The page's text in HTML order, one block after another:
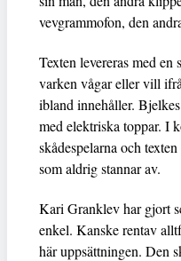
vevgrammofon, den
Texten levereras med
varken vågar eller vill
ibland innehåller.
med elektriska toppar. I
skådespelarna och
som aldrig stannar av.
Kari Granklev har gjort
enkel. Kanske rentav
här uppsättningen. Den